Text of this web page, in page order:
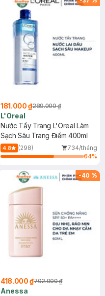
181.000 ₫289.000 ₫
L'Oreal
Nước Tẩy Trang L'Oreal Làm
Sạch Sâu Trang Điểm 400ml
4.8 (298)
734/tháng
64%
-40 %
418.000 ₫702.000 ₫
Anessa